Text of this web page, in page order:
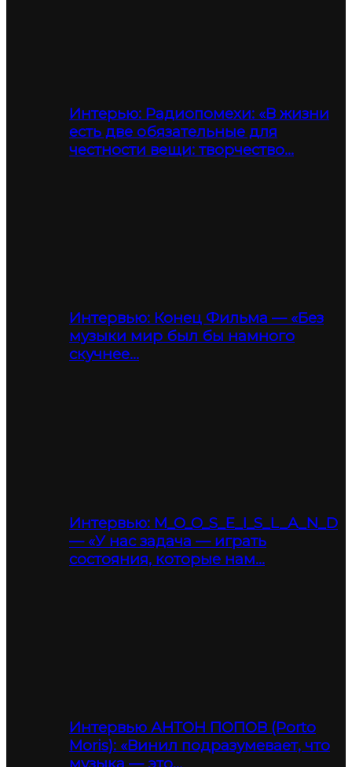
Интерью: Радиопомехи: «В жизни
есть две обязательные для
честности вещи: творчество…
Интервью: Конец Фильма — «Без
музыки мир был бы намного
скучнее…
Интервью: M_O_O_S_E_I_S_L_A_N_D
— «У нас задача — играть
состояния, которые нам…
Интервью АНТОН ПОПОВ (Porto
Moris): «Винил подразумевает, что